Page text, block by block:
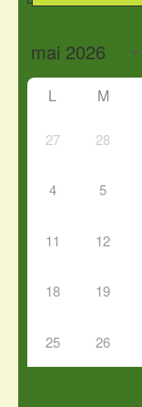
L M
27 28
4 5
11 12
18 19
25 26